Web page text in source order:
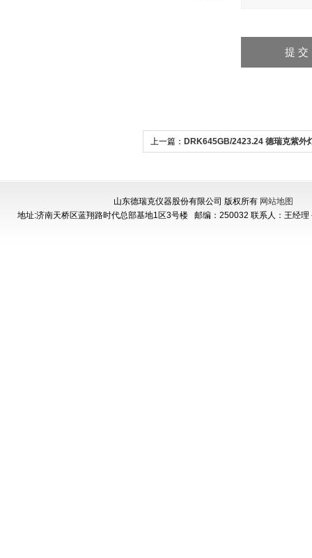
上一篇： DRK645GB/2423.24 德瑞克紫外
山东德瑞克仪器股份有限公司 版权所有 网站地图
地址:济南天桥区蓝翔路时代总部基地1区3号楼 邮编：250032 联系人：王经